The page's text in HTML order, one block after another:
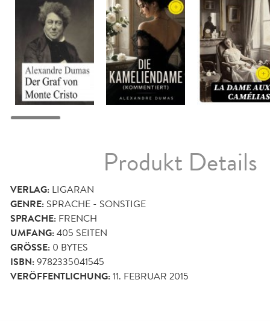
Produkt Details
VERLAG: LIGARAN
GENRE: SPRACHE - SONSTIGE
SPRACHE: FRENCH
UMFANG:405 SEITEN
GRÖSSE: 0 BYTES
ISBN:9782335041545
VERÖFFENTLICHUNG:11. FEBRUAR 2015